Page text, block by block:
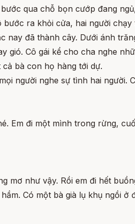
qua chỗ bọn cướp đang
ra khỏi cửa, hai người
đã thành cây. Dưới ánh
gió. Cô gái kể cho cha nghe
bà con họ hàng tới dự.
người nghe sự tình hai người.
Em đi một mình trong rừng,
mơ như vậy. Rồi em đi hết
Có một bà già lụ khụ ngồi ở